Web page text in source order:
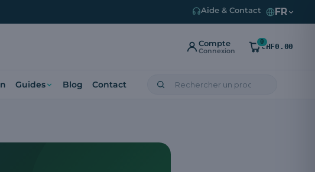
Aide & Contact FR
Compte
Connexion
0
CHF0.00
Guides Blog Contact